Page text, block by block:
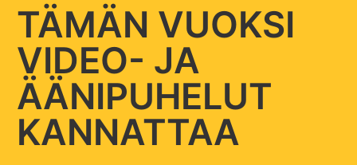
TÄMÄN VUOKSI
VIDEO- JA
ÄÄNIPUHELUT
KANNATTAA